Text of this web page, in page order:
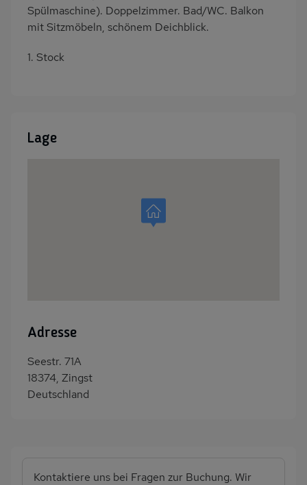
Spülmaschine). Doppelzimmer. Bad/WC. Balkon
mit Sitzmöbeln, schönem Deichblick.
1. Stock
Lage
Adresse
Seestr. 71A
18374, Zingst
Deutschland
Kontaktiere uns bei Fragen zur Buchung. Wir